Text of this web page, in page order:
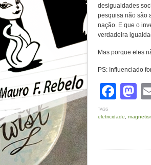
desigualdades
pesquisa não são
nação. E que o
verdadeira
Mas porque eles
PS: Influenciado
TAGS
eletricidade